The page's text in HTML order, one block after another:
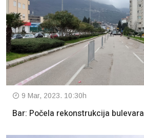
9 Mar, 2023. 10:30h
Bar: Počela rekonstrukcija bulevara